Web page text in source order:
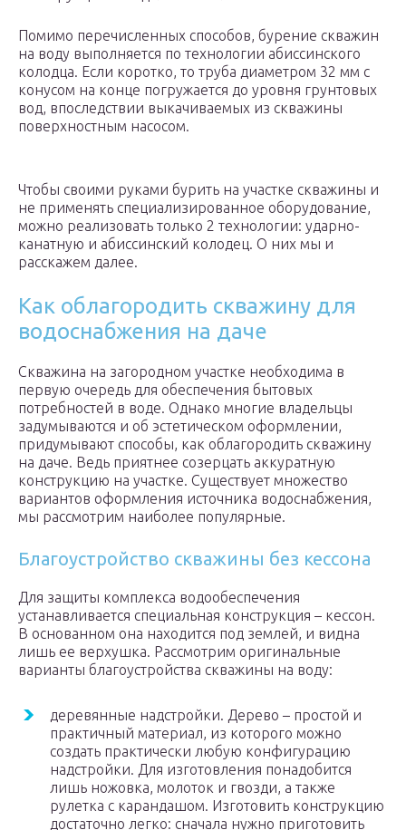
Помимо перечисленных способов, бурение скважин
на воду выполняется по технологии абиссинского
колодца. Если коротко, то труба диаметром 32 мм с
конусом на конце погружается до уровня грунтовых
вод, впоследствии выкачиваемых из скважины
поверхностным насосом.
Чтобы своими руками бурить на участке скважины и
не применять специализированное оборудование,
можно реализовать только 2 технологии: ударно-
канатную и абиссинский колодец. О них мы и
расскажем далее.
Как облагородить скважину для
водоснабжения на даче
Скважина на загородном участке необходима в
первую очередь для обеспечения бытовых
потребностей в воде. Однако многие владельцы
задумываются и об эстетическом оформлении,
придумывают способы, как облагородить скважину
на даче. Ведь приятнее созерцать аккуратную
конструкцию на участке. Существует множество
вариантов оформления источника водоснабжения,
мы рассмотрим наиболее популярные.
Благоустройство скважины без кессона
Для защиты комплекса водообеспечения
устанавливается специальная конструкция – кессон.
В основанном она находится под землей, и видна
лишь ее верхушка. Рассмотрим оригинальные
варианты благоустройства скважины на воду:
деревянные надстройки. Дерево – простой и
практичный материал, из которого можно
создать практически любую конфигурацию
надстройки. Для изготовления понадобится
лишь ножовка, молоток и гвозди, а также
рулетка с карандашом. Изготовить конструкцию
достаточно легко: сначала нужно приготовить